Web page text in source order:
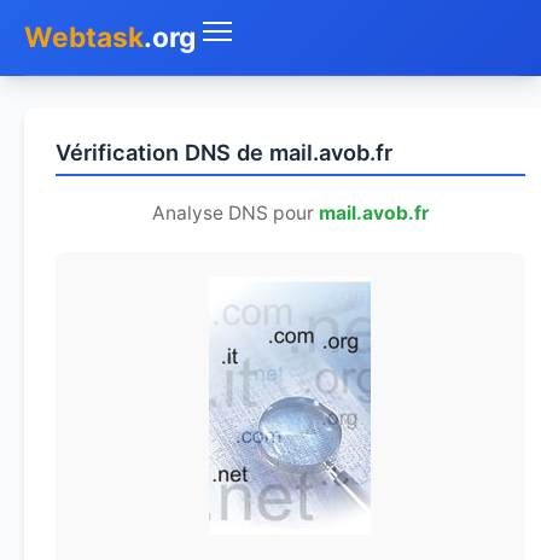
Webtask.org
Whois
Vérification DNS de mail.avob.fr
Analyse DNS pour mail.avob.fr